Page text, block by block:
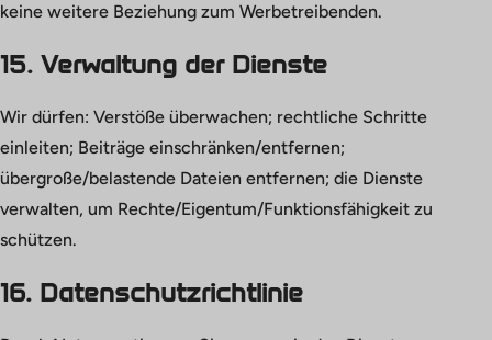
keine weitere Beziehung zum Werbetreibenden.
15. Verwaltung der Dienste
Wir dürfen: Verstöße überwachen; rechtliche Schritte
einleiten; Beiträge einschränken/entfernen;
übergroße/belastende Dateien entfernen; die Dienste
verwalten, um Rechte/Eigentum/Funktionsfähigkeit zu
schützen.
16. Datenschutzrichtlinie